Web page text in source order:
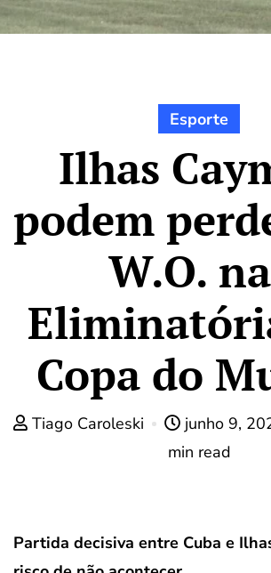
Esporte
Ilhas
podem
W.O.
Copa do
Tiago Caroleski junho 9,
min read
Partida decisiva entre Cuba e